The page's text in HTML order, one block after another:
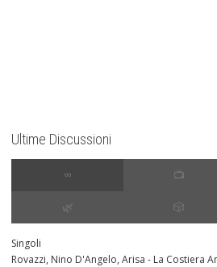
Ultime Discussioni
∞ 📺
🌿 🎲
Singoli
Rovazzi, Nino D'Angelo, Arisa - La Costiera